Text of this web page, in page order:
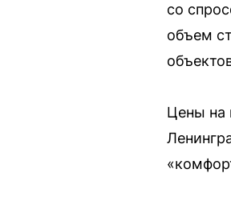
со
объем
Цены на